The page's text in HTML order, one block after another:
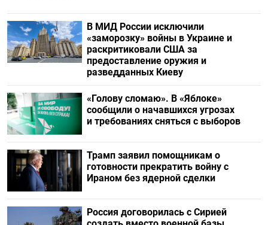
В МИД России исключили
«заморозку» войны в Украине и
раскритиковали США за
предоставление оружия и
разведданных Киеву
«Голову сломаю». В «Яблоке»
сообщили о начавшихся угрозах
и требованиях сняться с выборов
Трамп заявил помощникам о
готовности прекратить войну с
Ираном без ядерной сделки
Россия договорилась с Сирией